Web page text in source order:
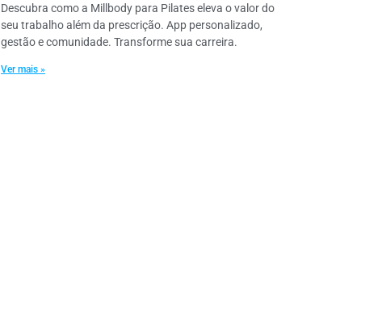
Descubra como a Millbody para Pilates eleva o valor do
seu trabalho além da prescrição. App personalizado,
gestão e comunidade. Transforme sua carreira.
Ver mais »